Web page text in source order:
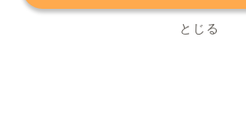
とじる
プライバシーポリシー 利用規約
サービスに関してのお問い合わせ